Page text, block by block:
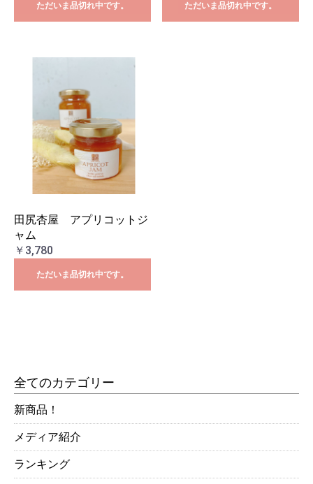
全てのカテゴリー
新商品！
メディア紹介
ランキング
ただいま品切れ中です。 ただいま品切れ中です。
田尻杏屋 アプリコットジ
ャム
￥3,780
ただいま品切れ中です。